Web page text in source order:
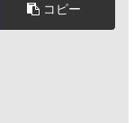
コピー